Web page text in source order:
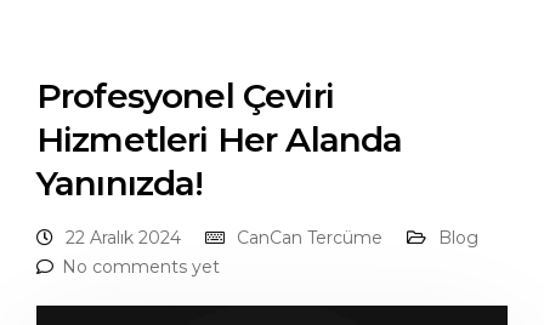
Profesyonel Çeviri
Hizmetleri Her Alanda
Yanınızda!
22 Aralık 2024 CanCan Tercüme
Blog
No comments yet